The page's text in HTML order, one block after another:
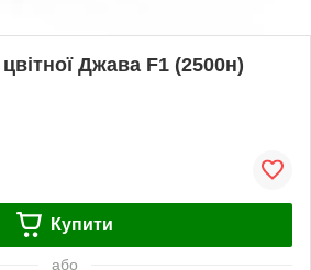
Джава F1 (2500н)
Купити
або